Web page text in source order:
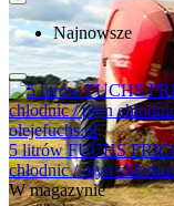
Najnowsze
5 litrów FUCHS
chłodnic / płyn
W magazynie